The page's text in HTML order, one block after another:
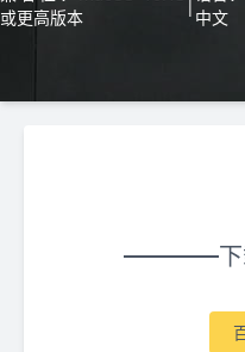
或更高版本
|
中文